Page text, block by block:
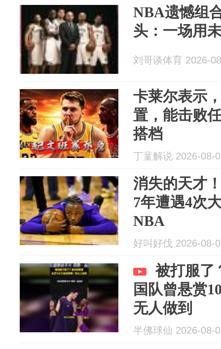
NBA遗憾组
头：一场用
刘哥谈体育 2026-
卡莱尔表示
置，能击败
搭档
丁蓳解说 2026-08-
消失的天才
7年遭遇4次
NBA
好叫好伐 2026-08-
被打服了
国队曾悬赏
无人做到
半佛球仙 2026-08-